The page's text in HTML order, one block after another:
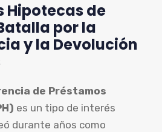
Hipotecas de
por la
y la Devolución
de Préstamos
es un tipo de interés
durante años como